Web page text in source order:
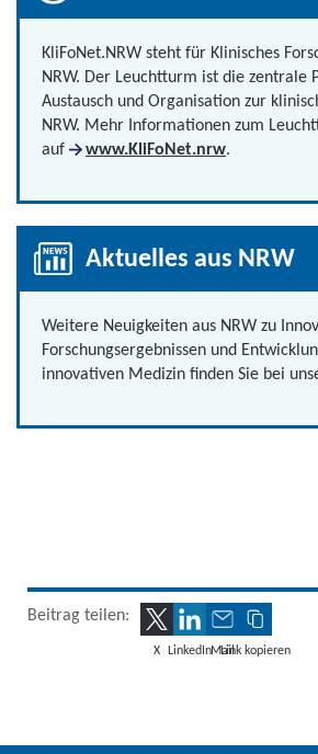
KliFoNet.NRW steht für Klinisches
NRW. Der Leuchtturm ist die zentrale
Austausch und Organisation zur
NRW. Mehr Informationen zum
auf
www.KliFoNet.nrw.
Aktuelles aus NRW
Weitere Neuigkeiten aus NRW zu
Forschungsergebnissen und
innovativen Medizin finden Sie bei
Beitrag teilen:
X LinkedInMailLink kopieren